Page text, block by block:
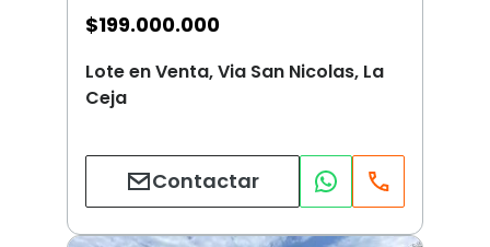
$199.000.000
Lote en Venta, Via San Nicolas, La
Ceja
Contactar